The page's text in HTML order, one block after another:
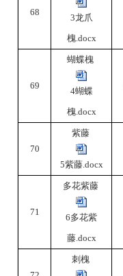
68
3龙爪
槐.docx
69
蝴蝶槐
4蝴蝶
槐.docx
70
紫藤
5紫藤.docx
71
多花紫藤
6多花紫
藤.docx
刺槐